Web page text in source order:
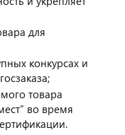
для
конкурсах и
товара
во время